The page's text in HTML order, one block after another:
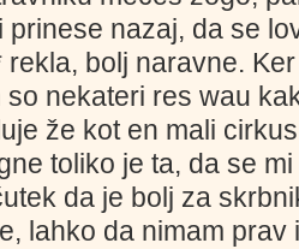
prinese nazaj, da se
bolj naravne.
nekateri res wau
že kot en mali
toliko je ta, da se
da je bolj za
lahko da nimam